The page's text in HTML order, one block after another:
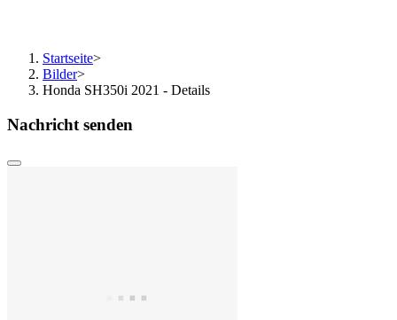
Startseite>
Bilder>
Honda SH350i 2021 - Details
Nachricht senden